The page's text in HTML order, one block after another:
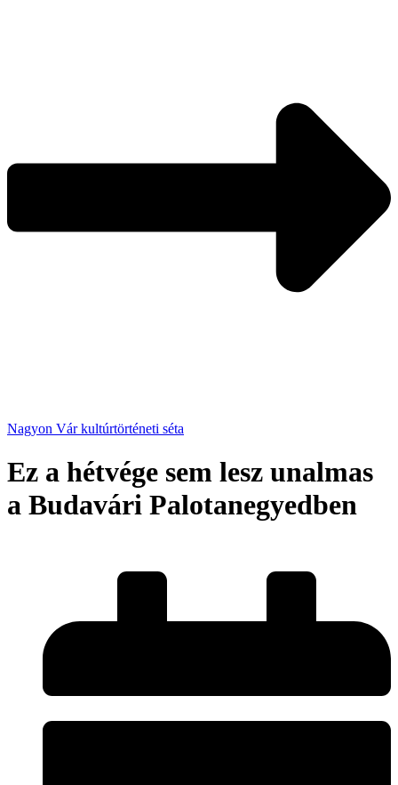
Nagyon Vár kultúrtörténeti séta
Ez a hétvége sem lesz unalmas
a Budavári Palotanegyedben